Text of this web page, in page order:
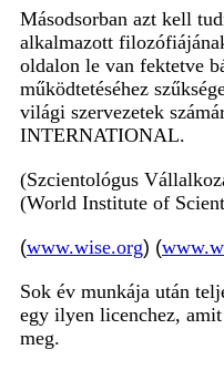
Másodsorban azt kell
alkalmazott
oldalon le van fektetve
működtetéséhez
világi szervezetek
INTERNATIONAL.
(Szcientológus
(World Institute of
(www.wise.org) (
Sok év munkája után
egy ilyen licenchez,
meg.